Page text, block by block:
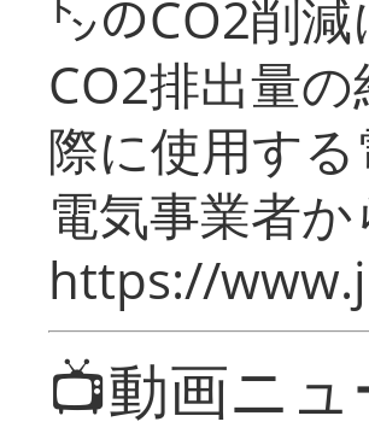
㌧のCO2削
CO2排出量
際に使用す
電気事業者
https://
📺動画ニュ